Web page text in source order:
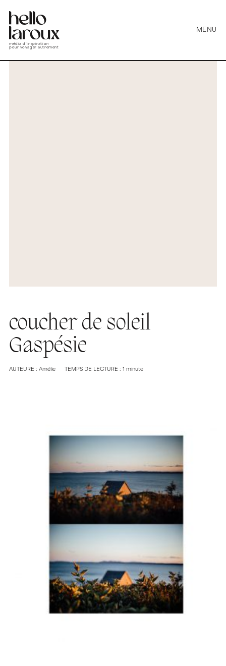
média d’inspiration
pour voyager autrement
MENU
coucher de soleil
Gaspésie
AUTEURE : Amélie TEMPS DE LECTURE : 1 minute